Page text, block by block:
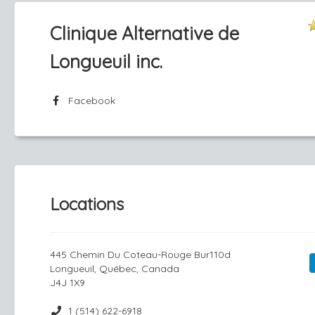
Clinique Alternative de
Longueuil inc.
Facebook
Locations
445 Chemin Du Coteau-Rouge Bur110d
Longueuil, Québec, Canada
J4J 1X9
1 (514) 622-6918